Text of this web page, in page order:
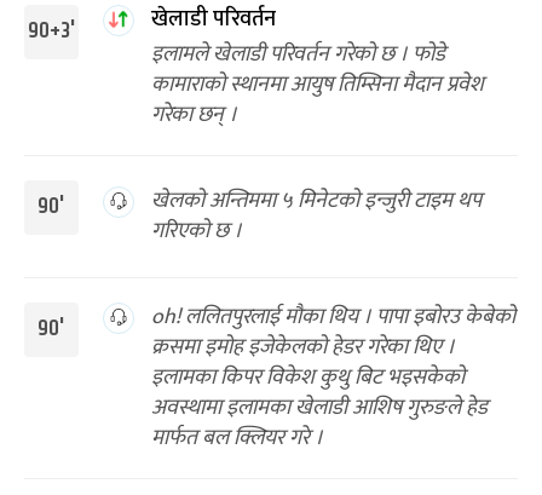
90+3'
खेलाडी परिवर्तन
इलामले खेलाडी परिवर्तन गरेको छ । फोडे
कामाराको स्थानमा आयुष तिम्सिना मैदान प्रवेश
गरेका छन् ।
90'
खेलको अन्तिममा ५ मिनेटको इन्जुरी टाइम थप
गरिएको छ ।
90'
oh! ललितपुरलाई मौका थिय । पापा इबोरउ केबेको
क्रसमा इमोह इजेकेलको हेडर गरेका थिए ।
इलामका किपर विकेश कुथु बिट भइसकेको
अवस्थामा इलामका खेलाडी आशिष गुरुङले हेड
मार्फत बल क्लियर गरे ।